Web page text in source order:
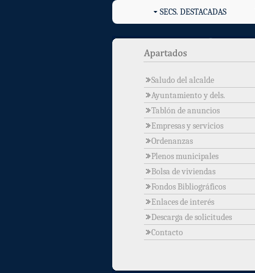
SECS. DESTACADAS
Saludo del alcalde
Ayuntamiento y dels.
Tablón de anuncios
Empresas y servicios
Ordenanzas
Plenos municipales
Bolsa de viviendas
Fondos Bibliográficos
Enlaces de interés
Descarga de solicitudes
Contacto